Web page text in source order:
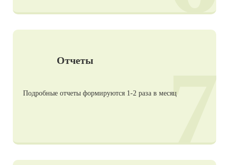
Отчеты
Подробные отчеты формируются 1-2 раза в месяц7